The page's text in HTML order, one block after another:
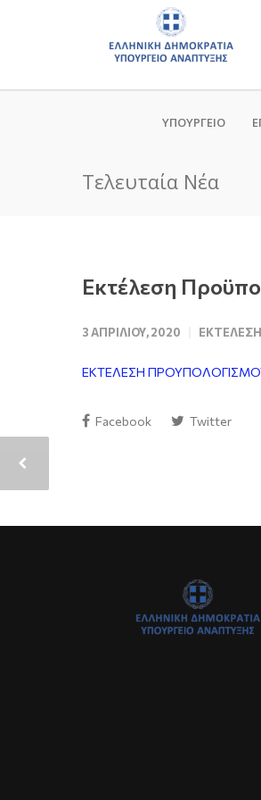
ΥΠΟΥΡΓΕΙΟ
Τελευταία Νέα
Εκτέλεση
3 ΑΠΡΙΛΊΟΥ, 2020
ΕΚΤΕΛΕΣΗ
Facebook Twitter